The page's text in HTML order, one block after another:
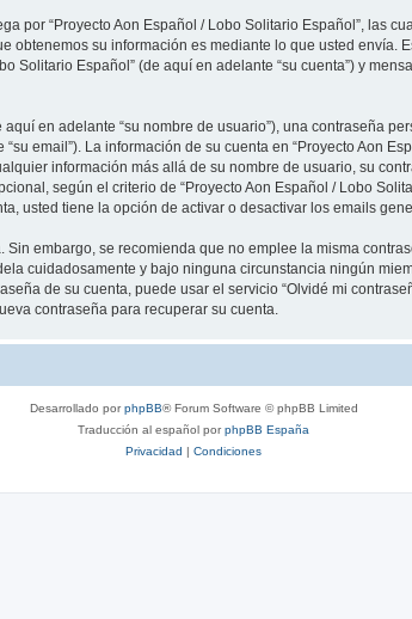
por “Proyecto Aon Español / Lobo Solitario Español”, las
su información es mediante lo que usted envía.
Solitario Español” (de aquí en adelante “su cuenta”) y
en adelante “su nombre de usuario”), una contraseña
email”). La información de su cuenta en “Proyecto Aon
información más allá de su nombre de usuario, su
según el criterio de “Proyecto Aon Español / Lobo
usted tiene la opción de activar o desactivar los emails
embargo, se recomienda que no emplee la misma
cuidadosamente y bajo ninguna circunstancia ningún
de su cuenta, puede usar el servicio “Olvidé mi
contraseña para recuperar su cuenta.
Desarrollado porphpBB® Forum Software © phpBB Limited
Traducción al español porphpBB España
Privacidad | Condiciones